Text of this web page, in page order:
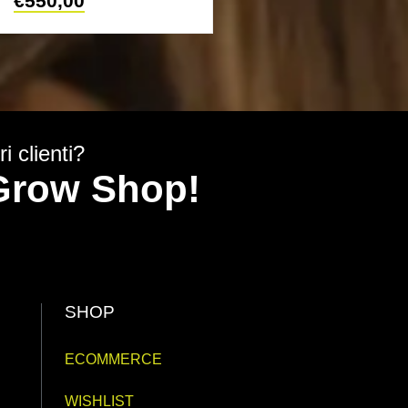
clienti?
Shop!
SHOP
ECOMMERCE
WISHLIST